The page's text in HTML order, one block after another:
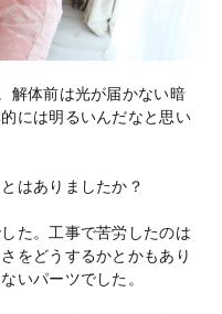
解体前は光が届かない暗
には明るいんだなと思い
はありましたか？
た。工事で苦労したのは
をどうするかとかもあり
いパーツでした。